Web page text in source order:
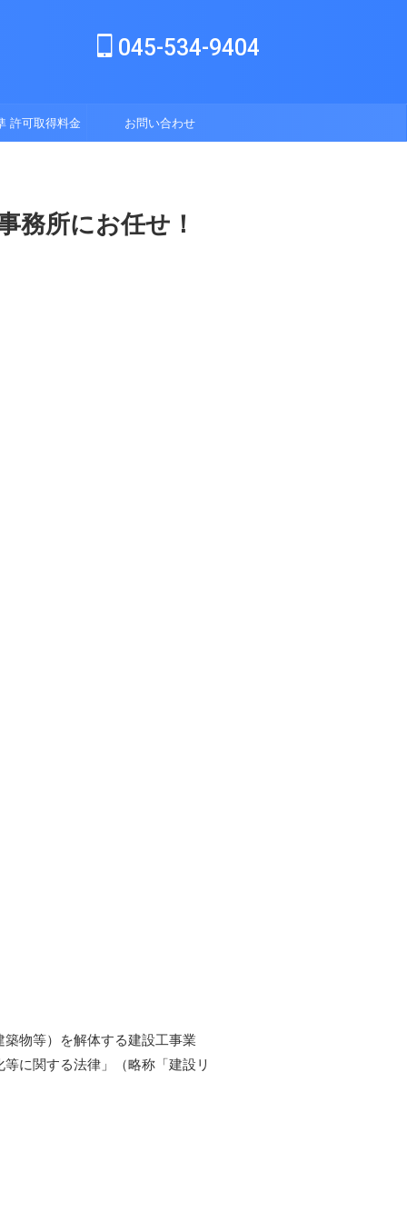
045-534-9404
許可取得料金 お問い合わせ
務所にお任せ！
物等）を解体する建設工事業
に関する法律」（略称「建設リ